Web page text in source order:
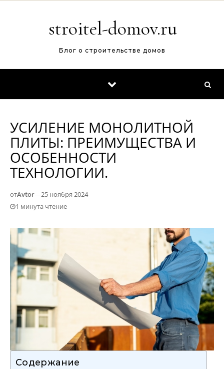
stroitel-domov.ru
Блог о строительстве домов
УСИЛЕНИЕ МОНОЛИТНОЙ
ПЛИТЫ: ПРЕИМУЩЕСТВА И
ОСОБЕННОСТИ
ТЕХНОЛОГИИ.
отAvtor—25 ноября 2024
1 минута чтение
Содержание